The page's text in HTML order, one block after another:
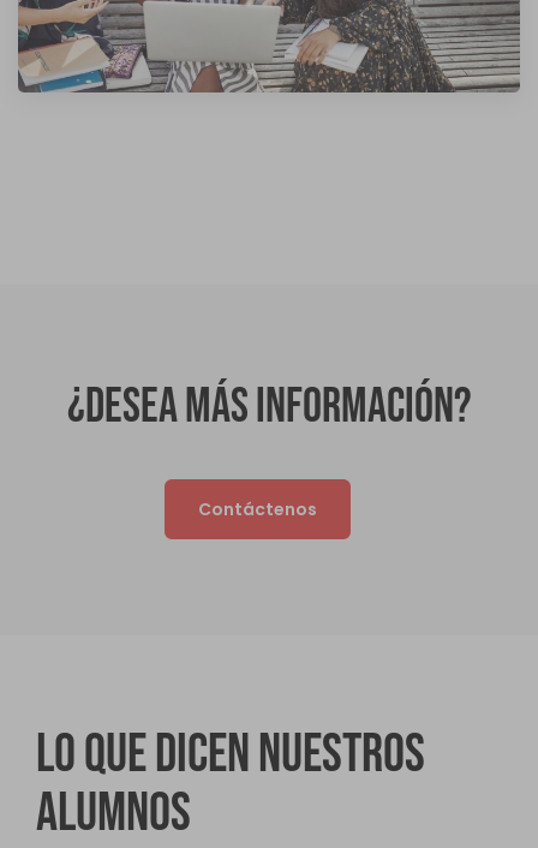
¿Desea más información?
Contáctenos
Lo que dicen nuestros
alumnos